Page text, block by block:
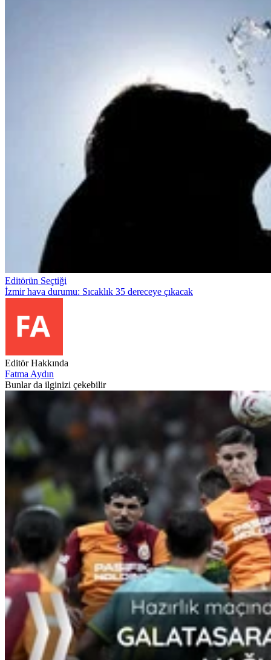
Editörün Seçtiği
İzmir hava durumu: Sıcaklık 35 dereceye çıkacak
Editör Hakkında
Fatma Aydın
Bunlar da ilginizi çekebilir